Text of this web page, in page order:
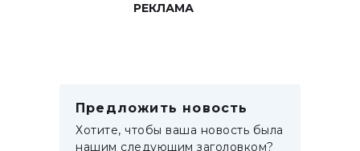
РЕКЛАМА
Предложить новость
Хотите, чтобы ваша новость была
нашим следующим заголовком?